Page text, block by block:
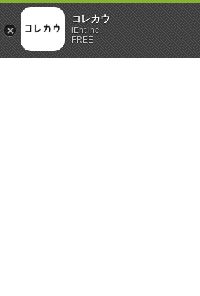
コレカウ
iEnt inc.
FREE